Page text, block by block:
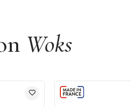
Woks